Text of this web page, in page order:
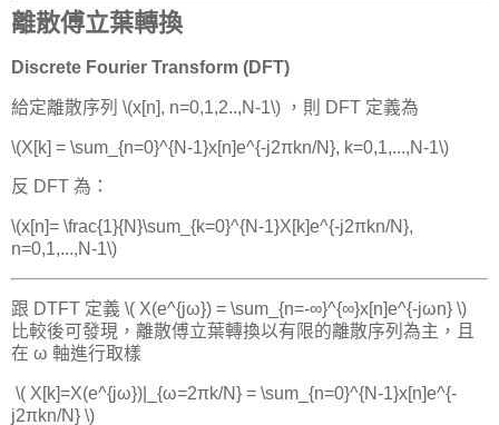
離散傅立葉轉換
Discrete Fourier Transform (DFT)
給定離散序列 \(x[n], n=0,1,2..,N-1\) ，則 DFT 定義為
\(X[k] = \sum_{n=0}^{N-1}x[n]e^{-j2πkn/N}, k=0,1,...,N-1\)
反 DFT 為：
\(x[n]= \frac{1}{N}\sum_{k=0}^{N-1}X[k]e^{-j2πkn/N},
n=0,1,...,N-1\)
跟 DTFT 定義 \( X(e^{jω}) = \sum_{n=-∞}^{∞}x[n]e^{-jωn} \)
比較後可發現，離散傅立葉轉換以有限的離散序列為主，且
在 ω 軸進行取樣
​ \( X[k]=X(e^{jω})|_{ω=2πk/N} = \sum_{n=0}^{N-1}x[n]e^{-
j2πkn/N} \)